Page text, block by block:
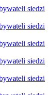
siedzi
siedzi
siedzi
siedzi
siedzi